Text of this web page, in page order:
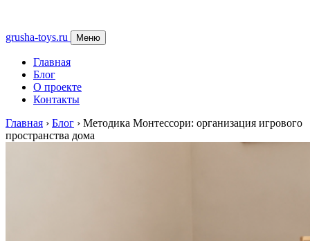
grusha-toys.ru Меню
Главная
Блог
О проекте
Контакты
Главная › Блог › Методика Монтессори: организация игрового
пространства дома